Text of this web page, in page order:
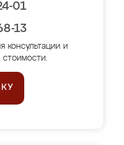
01
13
консультации и
стоимости.